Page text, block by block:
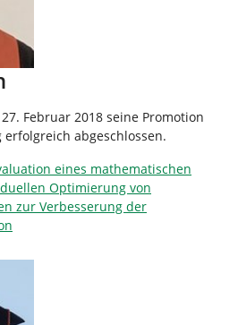
Februar 2018 seine Promotion
abgeschlossen.
eines mathematischen
Optimierung von
zur Verbesserung der